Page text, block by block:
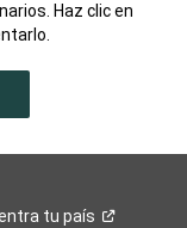
Haz clic en
tupaís